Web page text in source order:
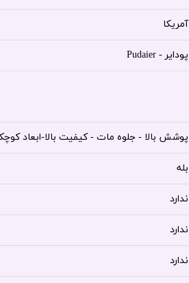
آمریکا
پودایر - Pudaier
پوشش بالا - جلوه مات - کیفیت بالا-ابعاد
بله
ندارد
ندارد
ندارد